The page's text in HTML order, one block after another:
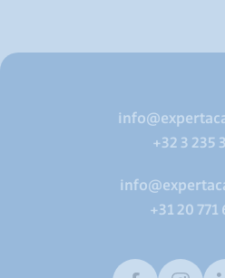
+32 3 235
+31 20 771